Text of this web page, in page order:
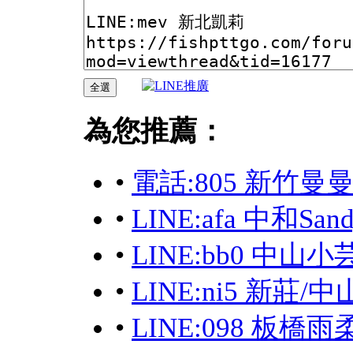
為您推薦：
• 電話:805 新竹曼
• LINE:afa 中和
• LINE:bb0 中山小
• LINE:ni5 新莊/中
• LINE:098 板橋雨